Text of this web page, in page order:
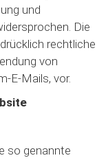
und
Die
rechtliche
von
E-Mails, vor.
so genannte